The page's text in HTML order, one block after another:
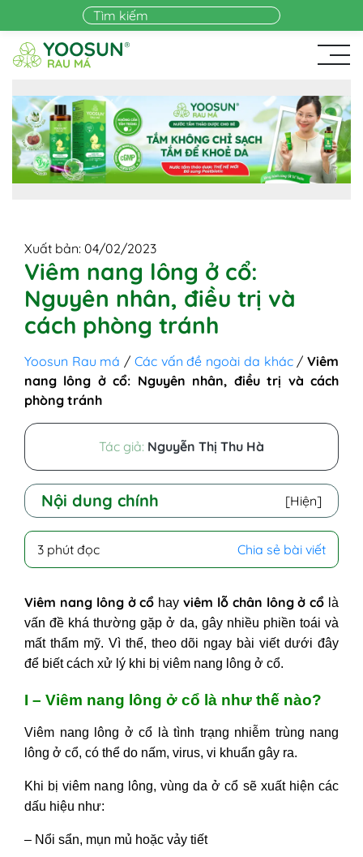
Skip to main content
Xuất bản: 04/02/2023
Viêm nang lông ở cổ:
Nguyên nhân, điều trị và
cách phòng tránh
Yoosun Rau má / Các vấn đề ngoài da khác/Viêm
nang lông ở cổ: Nguyên nhân, điều trị và cách
phòng tránh
Tác giả: Nguyễn Thị Thu Hà
Nội dung chính [Hiện]
I - Viêm nang lông ở cổ là như thế
nào?
nang lông ở cổ
1. Yếu tố bên trong cơ thể
2. Yếu tố bên ngoài
III - Cách trị viêm nang lông ở cổ
đơn giản, hiệu quả!
bôi chứa kháng sinh
2. Cách điều trị viêm nang lông ở cổ
bằng oxy già
3. Thuốc trị viêm nang lông ở cổ
cổ
3 phút đọc Chia sẻ bài viết
Viêm nang lông ở cổ hayviêm lỗ chân lông ở cổ là
vấn đề khá thường gặp ở da, gây nhiều phiền toái và
mất thẩm mỹ. Vì thế, theo dõi ngay bài viết dưới đây
để biết cách xử lý khi bị viêm nang lông ở cổ.
I – Viêm nang lông ở cổ là như thế nào?
Viêm nang lông ở cổ là tình trạng nhiễm trùng nang
lông ở cổ, có thể do nấm, virus, vi khuẩn gây ra.
Khi bị viêm nang lông, vùng da ở cổ sẽ xuất hiện các
dấu hiệu như:
– Nổi sẩn, mụn mủ hoặc vảy tiết